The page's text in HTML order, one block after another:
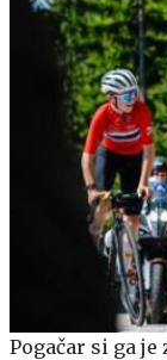
Pogačar si ga